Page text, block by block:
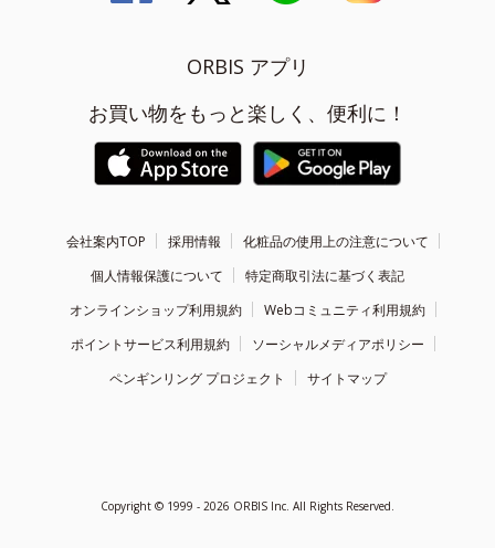
ORBIS アプリ
お買い物をもっと楽しく、便利に！
会社案内TOP 採用情報
化粧品の使用上の注意について
個人情報保護について
特定商取引法に基づく表記
オンラインショップ利用規約
Webコミュニティ利用規約
ポイントサービス利用規約
ソーシャルメディアポリシー
ペンギンリング プロジェクト
サイトマップ
Copyright © 1999 - 2026 ORBIS Inc. All Rights Reserved.